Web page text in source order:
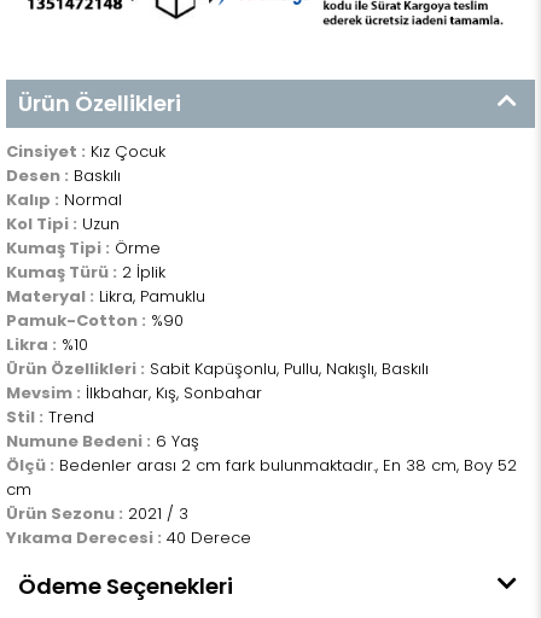
Ürün Özellikleri
Cinsiyet : Kız Çocuk
Desen : Baskılı
Kalıp : Normal
Kol Tipi : Uzun
Kumaş Tipi : Örme
Kumaş Türü : 2 İplik
Materyal : Likra, Pamuklu
Pamuk-Cotton : %90
Likra : %10
Ürün Özellikleri : Sabit Kapüşonlu, Pullu, Nakışlı, Baskılı
Mevsim : İlkbahar, Kış, Sonbahar
Stil : Trend
Numune Bedeni : 6 Yaş
Ölçü : Bedenler arası 2 cm fark bulunmaktadır., En 38 cm, Boy 52
cm
Ürün Sezonu : 2021 / 3
Yıkama Derecesi : 40 Derece
Ödeme Seçenekleri